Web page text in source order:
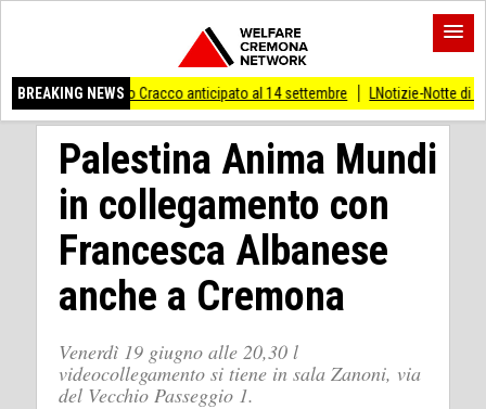
BREAKING NEWS
Cracco anticipato al 14 settembre LNotizie-Notte di San Lorenzo, in
Palestina Anima Mundi
in collegamento con
Francesca Albanese
anche a Cremona
Venerdì 19 giugno alle 20,30 l
videocollegamento si tiene in sala Zanoni, via
del Vecchio Passeggio 1.